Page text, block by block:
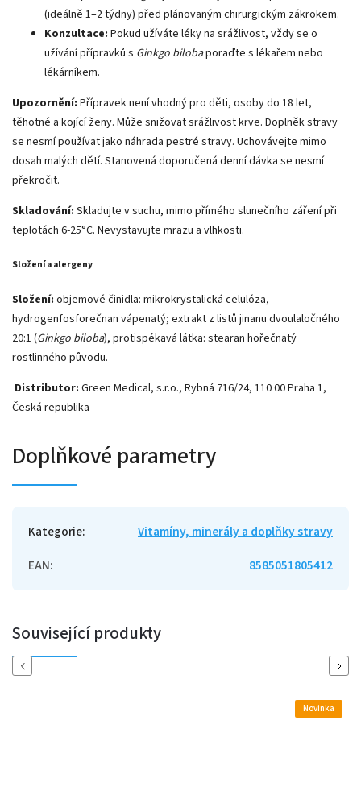
(ideálně 1–2 týdny) před plánovaným chirurgickým zákrokem.
Konzultace: Pokud užíváte léky na srážlivost, vždy se o
užívání přípravků s Ginkgo bilobaporaďte s lékařem nebo
lékárníkem.
Upozornění: Přípravek není vhodný pro děti, osoby do 18 let,
těhotné a kojící ženy. Může snižovat srážlivost krve. Doplněk stravy
se nesmí používat jako náhrada pestré stravy. Uchovávejte mimo
dosah malých dětí. Stanovená doporučená denní dávka se nesmí
překročit.
Skladování: Skladujte v suchu, mimo přímého slunečního záření při
teplotách 6-25°C. Nevystavujte mrazu a vlhkosti.
Složení a alergeny
Složení: objemové činidla: mikrokrystalická celulóza,
hydrogenfosforečnan vápenatý; extrakt z listů jinanu dvoulaločného
20:1 (Ginkgo biloba), protispékavá látka: stearan hořečnatý
rostlinného původu.
Distributor: Green Medical, s.r.o., Rybná 716/24, 110 00 Praha 1,
Česká republika
Doplňkové parametry
Kategorie:
Vitamíny, minerály a doplňky stravy
EAN: 8585051805412
Související produkty
Previous
Novinka
Next